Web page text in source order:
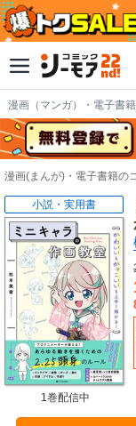
漫画（マンガ）・電子書
漫画(まんが)・電子書籍の
小説・実用書
1巻配信中